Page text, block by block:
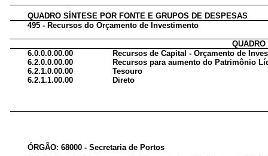
QUADRO SÍNTESE POR FONTE E GRUPOS DE DESPESAS
495 - Recursos do Orçamento de Investimento
6.0.0.0.00.00
Recursos de Capital - Orçamento de
6.2.0.0.00.00
Recursos para aumento do Patrimônio
6.2.1.0.00.00
Tesouro
6.2.1.1.00.00
Direto
ÓRGÃO: 68000 - Secretaria de Portos